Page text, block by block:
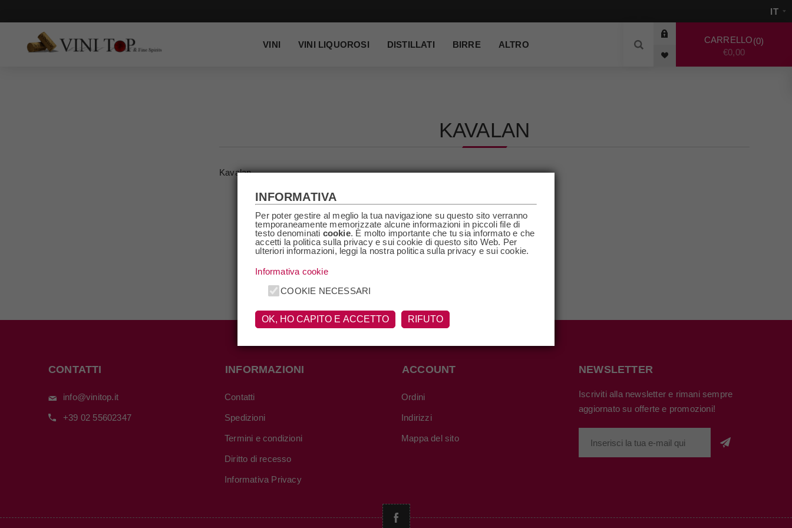
VINI VINI LIQUOROSI DISTILLATI BIRRE ALTRO CARRELLO 0
€0,00
KAVALAN
Kavalan
CONTATTI
info@vinitop.it
+39 02 55602347
INFORMAZIONI
Contatti
Spedizioni
Termini e condizioni
Diritto di recesso
Informativa Privacy
ACCOUNT
Ordini
Indirizzi
Mappa del sito
NEWSLETTER
Iscriviti alla newsletter e rimani sempre
aggiornato su offerte e promozioni!
INFORMATIVA
Per poter gestire al meglio la tua navigazione su questo sito verranno
temporaneamente memorizzate alcune informazioni in piccoli file di
testo denominati cookie. È molto importante che tu sia informato e che
accetti la politica sulla privacy e sui cookie di questo sito Web. Per
ulteriori informazioni, leggi la nostra politica sulla privacy e sui cookie.
Informativa cookie
COOKIE NECESSARI
OK, HO CAPITO E ACCETTO RIFUTO